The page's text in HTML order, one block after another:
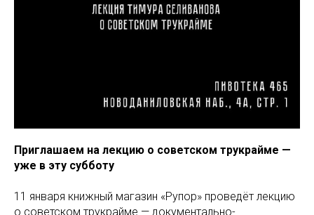
Приглашаем на лекцию о советском трукрайме —
уже в эту субботу
11 января книжный магазин «Рупор» проведёт лекцию
о советском трукрайме — документально-